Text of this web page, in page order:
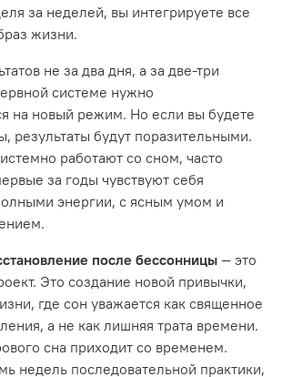
за неделей, вы интегрируете все
жизни.
не за два дня, а за две-три
системе нужно
на новый режим. Но если вы будете
результаты будут поразительными.
работают со сном, часто
за годы чувствуют себя
энергии, с ясным умом и
после бессонницы — это
Это создание новой привычки,
где сон уважается как священное
а не как лишняя трата времени.
сна приходит со временем.
недель последовательной практики,